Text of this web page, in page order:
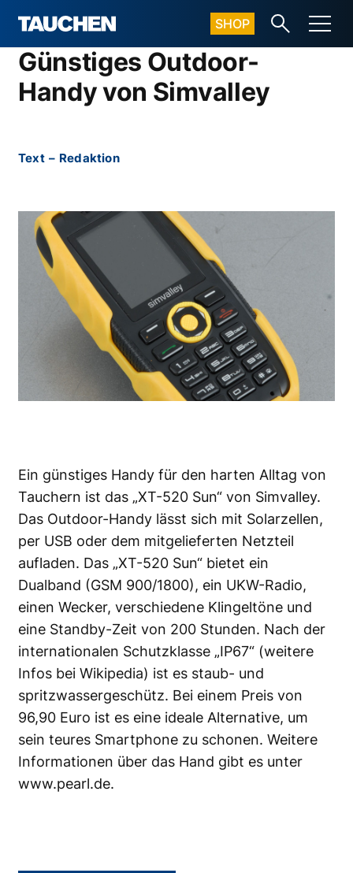
SHOP
Günstiges Outdoor-
Handy von Simvalley
Text – Redaktion
Ein günstiges Handy für den harten Alltag von
Tauchern ist das „XT-520 Sun“ von Simvalley.
Das Outdoor-Handy lässt sich mit Solarzellen,
per USB oder dem mitgelieferten Netzteil
aufladen. Das „XT-520 Sun“ bietet ein
Dualband (GSM 900/1800), ein UKW-Radio,
einen Wecker, verschiedene Klingeltöne und
eine Standby-Zeit von 200 Stunden. Nach der
internationalen Schutzklasse „IP67“ (weitere
Infos bei Wikipedia) ist es staub- und
spritzwassergeschütz. Bei einem Preis von
96,90 Euro ist es eine ideale Alternative, um
sein teures Smartphone zu schonen. Weitere
Informationen über das Hand gibt es unter
www.pearl.de.